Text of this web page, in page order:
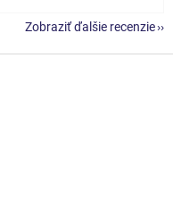
Zobraziť ďalšie recenzie